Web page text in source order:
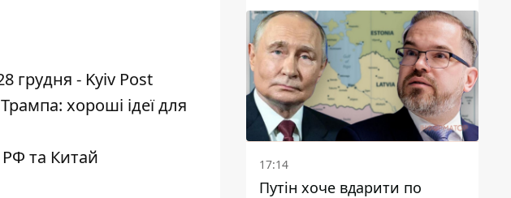
грудня - Kyiv Post
хороші ідеї для
РФ та Китай
17:14
Путін хоче вдарити по